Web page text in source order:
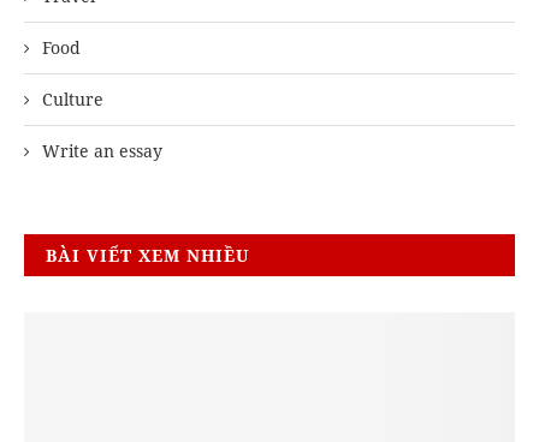
Food
Culture
Write an essay
BÀI VIẾT XEM NHIỀU